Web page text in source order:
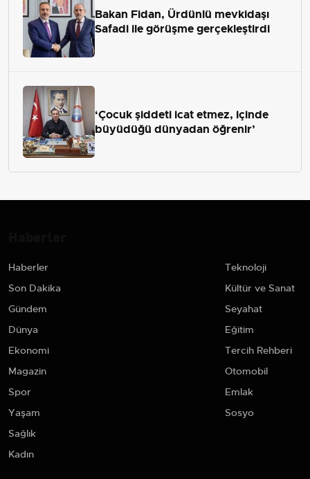
Bakan Fidan, Ürdünlü mevkidaşı
Safadi ile görüşme gerçekleştirdi
‘Çocuk şiddeti icat etmez, içinde
büyüdüğü dünyadan öğrenir’
Haberler
Son Dakika
Gündem
Dünya
Ekonomi
Magazin
Spor
Yaşam
Sağlık
Kadın
Teknoloji
Kültür ve Sanat
Seyahat
Eğitim
Tercih Rehberi
Otomobil
Emlak
Sosyo